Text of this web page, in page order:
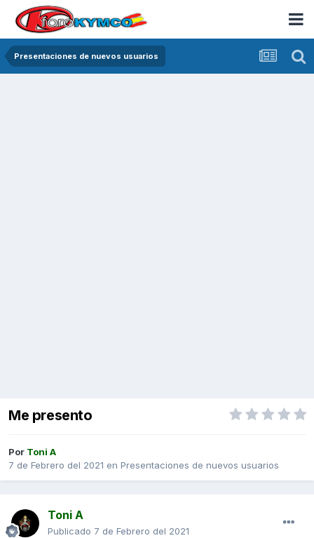
Presentaciones de nuevos usuarios
Me presento
Por Toni A
7 de Febrero del 2021 en Presentaciones de nuevos usuarios
Toni A
Publicado 7 de Febrero del 2021